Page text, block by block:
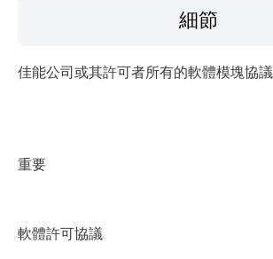
細節
佳能公司或其許可者所有的軟體模塊協議
重要
軟體許可協議